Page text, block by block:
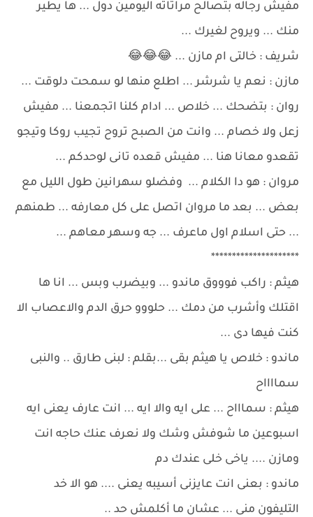
مفيش رجاله بتصالح مراتاته اليومين دول ... ها يطير
منك ... ويروح لغيرك ...
شريف : خالتى ام مازن ... 😂😂😂
مازن : نعم يا شرشر ... اطلع منها لو سمحت دلوقت ...
روان : بتضحك ... خلاص ... ادام كلنا اتجمعنا ... مفيش
زعل ولا خصام ... وانت من الصبح تروح تجيب روكا وتيجو
تقعدو معانا هنا ... مفيش قعده تانى لوحدكم ...
مروان : هو دا الكلام ... وفضلو سهرانين طول الليل مع
بعض ... بعد ما مروان اتصل على كل معارفه ... طمنهم
... حتى اسلام اول ماعرف ... جه وسهر معاهم ...
*********************
هيثم : راكب فوووق ماندو ... وبيضرب وبس ... انا ها
اقتلك وأشرب من دمك ... حلووو حرق الدم والاعصاب الا
كنت فيها دى ...
ماندو : خلاص يا هيثم بقى ...بقلم : لبنى طارق .. والنبى
سمااااح
هيثم : سماااح ... على ايه والا ايه ... انت عارف يعنى ايه
اسبوعين ما شوفش وشك ولا نعرف عنك حاجه انت
ومازن .... ياخى خلى عندك دم
ماندو : بعنى انت عايزنى أسيبه يعنى .... هو الا خد
التليفون منى ... عشان ما أكلمش حد ..